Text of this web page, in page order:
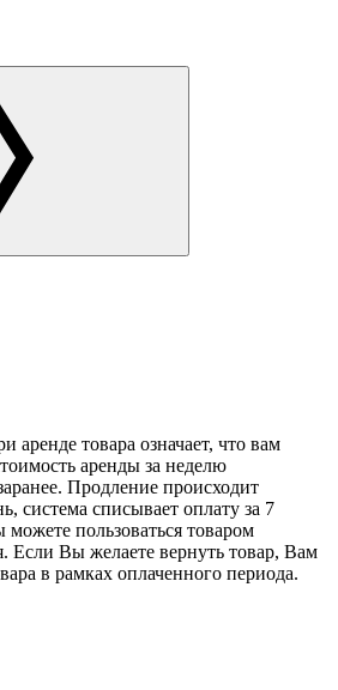
аренде товара означает, что вам
аренды за неделю
Продление происходит
система списывает оплату за 7
пользоваться товаром
Если Вы желаете вернуть товар, Вам
в рамках оплаченного периода.